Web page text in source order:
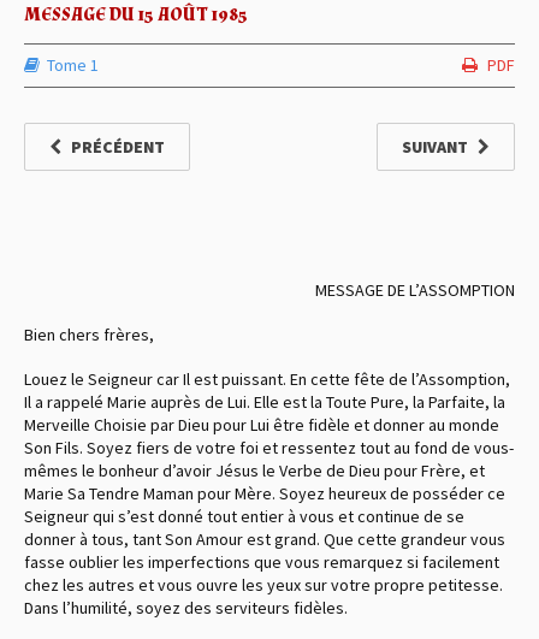
MESSAGE DU 15 AOÛT 1985
Tome 1 PDF
PRÉCÉDENT SUIVANT
MESSAGE DE L’ASSOMPTION
Bien chers frères,
Louez le Seigneur car Il est puissant. En cette fête de l’Assomption,
Il a rappelé Marie auprès de Lui. Elle est la Toute Pure, la Parfaite, la
Merveille Choisie par Dieu pour Lui être fidèle et donner au monde
Son Fils. Soyez fiers de votre foi et ressentez tout au fond de vous-
mêmes le bonheur d’avoir Jésus le Verbe de Dieu pour Frère, et
Marie Sa Tendre Maman pour Mère. Soyez heureux de posséder ce
Seigneur qui s’est donné tout entier à vous et continue de se
donner à tous, tant Son Amour est grand. Que cette grandeur vous
fasse oublier les imperfections que vous remarquez si facilement
chez les autres et vous ouvre les yeux sur votre propre petitesse.
Dans l’humilité, soyez des serviteurs fidèles.